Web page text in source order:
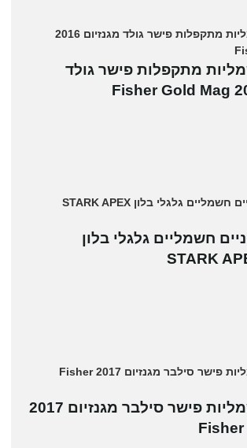
מתקפלות פישר גולד
חשמליים גלגלי בלון
STARK
אופניים חשמליות פישר סילבר מגנזיום 2017
Fisher